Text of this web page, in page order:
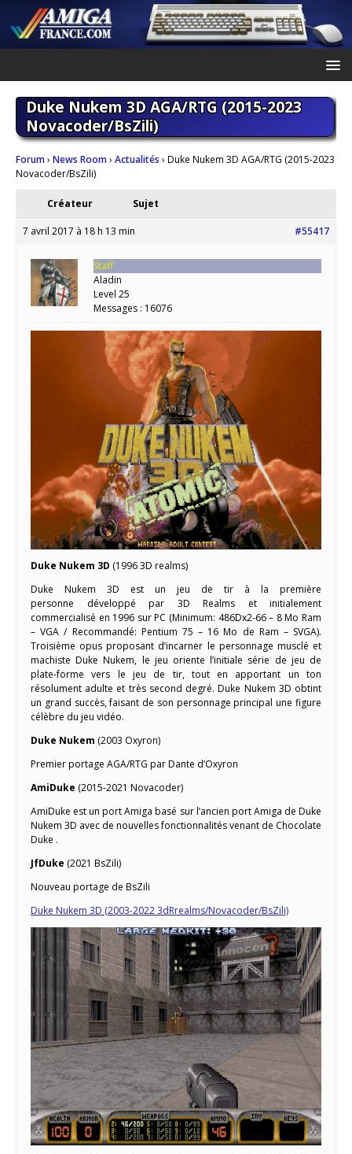
Duke Nukem 3D AGA/RTG (2015-2023
Novacoder/BsZili)
Forum› News Room› Actualités › Duke Nukem 3D AGA/RTG (2015-2023
Novacoder/BsZili)
Créateur Sujet
7 avril 2017 à 18 h 13 min #55417
Staff
Aladin
Level 25
Messages : 16076
Duke Nukem 3D (1996 3D realms)
Duke Nukem 3D est un jeu de tir à la première
personne développé par 3D Realms et initialement
commercialisé en 1996 sur PC (Minimum: 486Dx2-66 – 8 Mo Ram
– VGA / Recommandé: Pentium 75 – 16 Mo de Ram – SVGA).
Troisième opus proposant d’incarner le personnage musclé et
machiste Duke Nukem, le jeu oriente l’initiale série de jeu de
plate-forme vers le jeu de tir, tout en apportant un ton
résolument adulte et très second degré. Duke Nukem 3D obtint
un grand succès, faisant de son personnage principal une figure
célèbre du jeu vidéo.
Duke Nukem (2003 Oxyron)
Premier portage AGA/RTG par Dante d’Oxyron
AmiDuke (2015-2021 Novacoder)
AmiDuke est un port Amiga basé sur l’ancien port Amiga de Duke
Nukem 3D avec de nouvelles fonctionnalités venant de Chocolate
Duke .
JfDuke (2021 BsZili)
Nouveau portage de BsZili
Duke Nukem 3D (2003-2022 3dRrealms/Novacoder/BsZili)